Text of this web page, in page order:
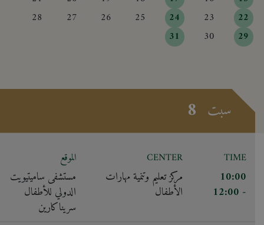
22
23
24
25
26
27
28
29
30
31
سبت 8
TIME
CENTER الموقع
10:00
- 12:00
مركز تعليم وتنمية مهارات
الأطفال
مستشفى ساميتيويت
الدولي للأطفال
سريناكارين